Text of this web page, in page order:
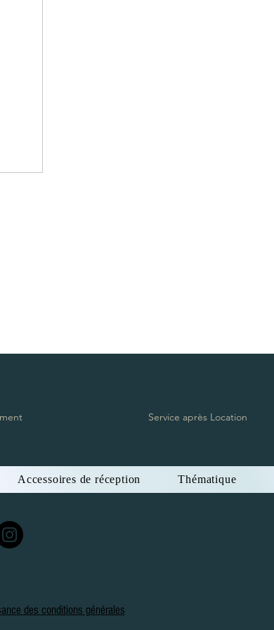
rectangular tablecloth, Chair, Napoleon Chair, Chiavari Chair, Rope posts, Rope post, Sofa, Pouf, Baroque
decoration, decoration, decor, Armchair , Light furniture, Wine glass, water glass, Bar stool, Candlestick, Vase,
Vermietung von Möbeln und Stühlen in Bern in Freiburg in Zürich, Vermietung von Möbeln und Dekorationen
in Zürich, Vermietung von Möbeln im Wallis, Vermietung von Möbeln in Lausanne, Vermietung von Möbeln in
Vermietung von Möbeln in Davos, Vermietung von Möbeln Gstaad, Vermietung von Möbeln in Verbier,
Möbelverleih in Delémont, Möbelverleih Lausanne, Möbelverleih Aargau, Möbelverleih Appenzell
Vermietung von Möbeln Neuenburg, Vermietung von Möbeln Nidwalden, Vermietung von Möbeln
Chur, Vermietung von Möbel Liestal, Vermietung von Möbeln Herisau, Vermietung von Möbeln Solothurn,
von Möbeln Uri, Vermietung von Möbeln Altdorf, Vermietung von Möbeln Waadt Möbel, Sion
Stuhl, Napoleon-Stuhl, Chiavari-Stuhl, Seilpfosten, Seilpfosten, Sofa, Hocker, Barockmöbel, Vintage-
Dekoration, Dekor, Sessel , Leichte Möbel, Weinglas, Wasserglas, Barhocker, Kerzenhalter, Vase,
Accessoires de réception Thématique
des conditions générales
Service après Location